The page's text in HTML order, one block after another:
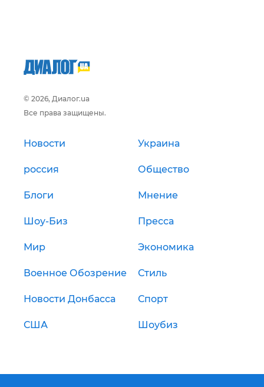
© 2026, Диалог.ua
Все права защищены.
Новости Украина
россия Общество
Блоги Мнение
Шоу-Биз Пресса
Мир Экономика
Военное Обозрение Стиль
Новости Донбасса Спорт
США Шоубиз